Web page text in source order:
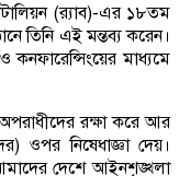
(র‌্যাব)-এর ১৮তম
তিনি এই মন্তব্য করেন।
কনফারেন্সিংয়ের মাধ্যমে
রক্ষা করে আর
ওপর নিষেধাজ্ঞা দেয়।
আমাদের দেশে আইনশৃঙ্খলা